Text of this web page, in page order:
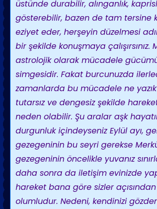
üstünde durabilir, alınganlık,
gösterebilir, bazen de tam tersine
eziyet eder, herşeyin düzelmesi
bir şekilde konuşmaya çalışırsınız.
astrolojik olarak mücadele
simgesidir. Fakat burcunuzda
zamanlarda bu mücadele ne
tutarsız ve dengesiz şekilde
neden olabilir. Şu aralar aşk
durgunluk içindeyseniz Eylül ayı,
gezegeninin bu seyri gerekse
gezegeninin öncelikle yuvanız
daha sonra da iletişim evinizde
hareket bana göre sizler
olumludur. Nedeni, kendinizi